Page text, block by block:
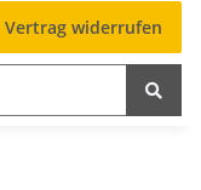
Vertrag widerrufen